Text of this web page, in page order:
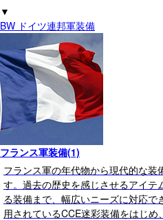
▼
BW ドイツ連邦軍装備
フランス軍装備(1)
フランス軍の年代物から現代的な
す。過去の歴史を感じさせるアイ
る装備まで、幅広いニーズに対応
用されているCCE迷彩装備をはじ